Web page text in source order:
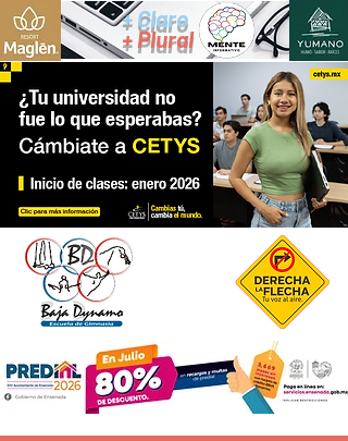
+ Claro
+ Plural